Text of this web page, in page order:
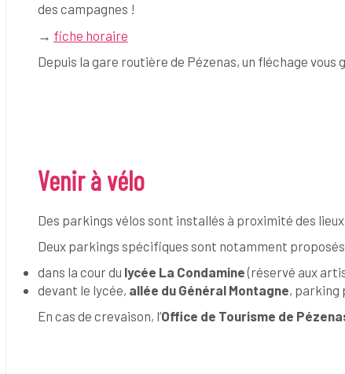
des campagnes !
→ fiche horaire
Depuis la gare routière de Pézenas, un fléchage vous
Venir à vélo
Des parkings vélos sont installés à proximité des lieux
Deux parkings spécifiques sont notamment
dans la cour du lycée La Condamine(réservé aux
devant le lycée, allée du Général Montagne, parking
En cas de crevaison, l’Office de Tourisme de